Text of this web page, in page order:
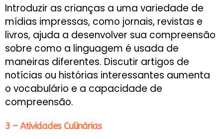
Introduzir as crianças a uma variedade de
mídias impressas, como jornais, revistas e
livros, ajuda a desenvolver sua compreensão
sobre como a linguagem é usada de
maneiras diferentes. Discutir artigos de
notícias ou histórias interessantes aumenta
o vocabulário e a capacidade de
compreensão.
3 – Atividades Culinárias